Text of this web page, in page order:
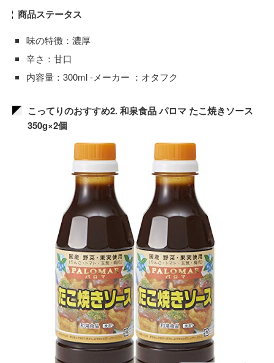
商品ステータス
味の特徴：濃厚
辛さ：甘口
内容量：300ml -メーカー ：オタフク
こってりのおすすめ2. 和泉食品 パロマ たこ焼きソース
350g×2個